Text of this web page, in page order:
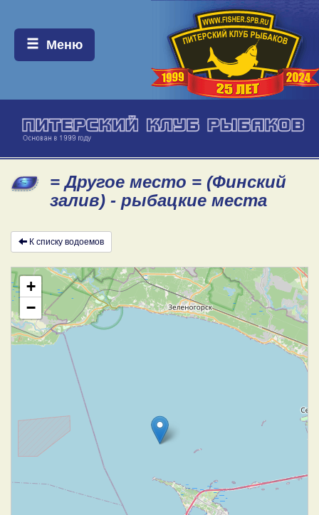
Меню:
Меню
= Другое место = (Финский
залив) - рыбацкие места
К списку водоемов
+
−